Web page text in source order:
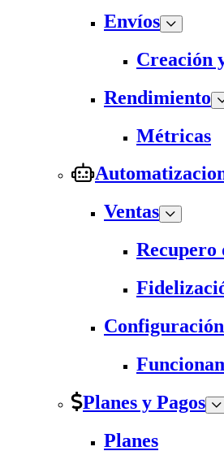
Envíos
Creación
Rendimiento
Métricas
Ventas
Recupero
Planes y Pagos
Planes